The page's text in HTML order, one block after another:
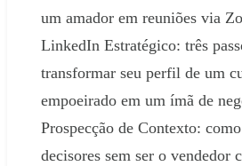
um amador em reuniões via
LinkedIn Estratégico: três
transformar seu perfil de um
empoeirado em um ímã de
Prospecção de Contexto:
decisores sem ser o vendedor